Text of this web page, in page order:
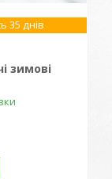
35 днів
зимові